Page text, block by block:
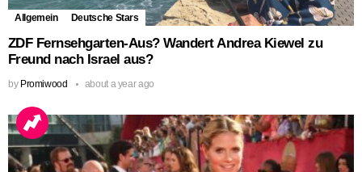
Allgemein Deutsche Stars
ZDF Fernsehgarten-Aus? Wandert Andrea Kiewel zu
Freund nach Israel aus?
by Promiwood about a year ago